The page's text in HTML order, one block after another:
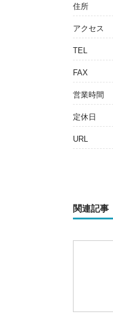
住所
アクセス
TEL
FAX
営業時間
定休日
URL
関連記事